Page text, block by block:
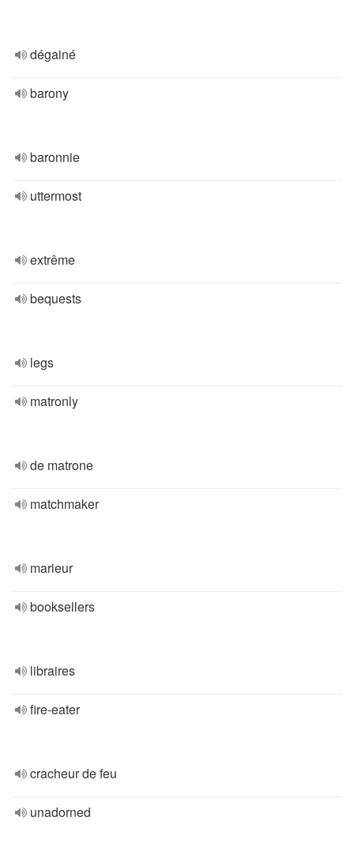
dégainé
barony
baronnie
uttermost
extrême
bequests
legs
matronly
de matrone
matchmaker
marieur
booksellers
libraires
fire-eater
cracheur de feu
unadorned